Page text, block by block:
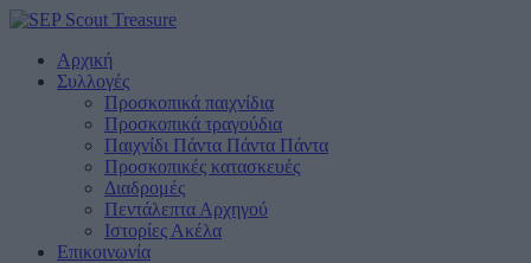
Αρχική
Συλλογές
Προσκοπικά παιχνίδια
Προσκοπικά τραγούδια
Παιχνίδι Πάντα Πάντα Πάντα
Προσκοπικές κατασκευές
Διαδρομές
Πεντάλεπτα Αρχηγού
Ιστορίες Ακέλα
Επικοινωνία